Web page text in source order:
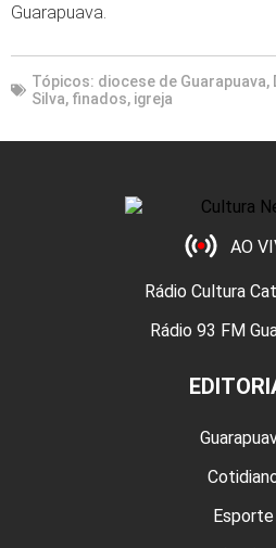
Guarapuava.
Tópicos: diocese de Guarapuava,
Silva, finados, igreja
AO
Rádio Cultura
Rádio 93 FM
Esporte